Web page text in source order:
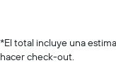
*El total incluye una
hacer check-out.